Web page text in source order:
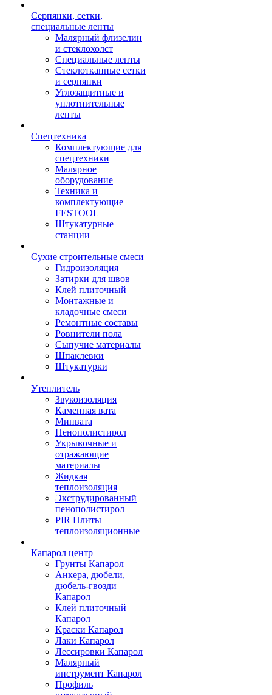
Серпянки, сетки,
специальные ленты
Малярный флизелин
и стеклохолст
Специальные ленты
Стеклотканные сетки
и серпянки
Углозащитные и
уплотнительные
ленты
Спецтехника
Комплектующие для
спецтехники
Малярное
оборудование
Техника и
комплектующие
FESTOOL
Штукатурные
станции
Сухие строительные смеси
Гидроизоляция
Затирки для швов
Клей плиточный
Монтажные и
кладочные смеси
Ремонтные составы
Ровнители пола
Сыпучие материалы
Шпаклевки
Штукатурки
Утеплитель
Звукоизоляция
Каменная вата
Минвата
Пенополистирол
Укрывочные и
отражающие
материалы
Жидкая
теплоизоляция
Экструдированный
пенополистирол
PIR Плиты
теплоизоляционные
Капарол центр
Грунты Капарол
Анкера, дюбели,
дюбель-гвозди
Капарол
Клей плиточный
Капарол
Краски Капарол
Лаки Капарол
Лессировки Капарол
Малярный
инструмент Капарол
Профиль